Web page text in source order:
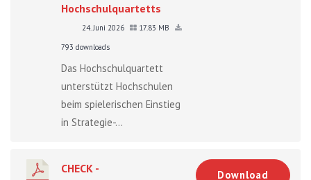
Hochschulquartetts
24. Juni 2026
17.83 MB
793 downloads
Das Hochschulquartett
unterstützt Hochschulen
beim spielerischen Einstieg
in Strategie-...
CHECK -
Download